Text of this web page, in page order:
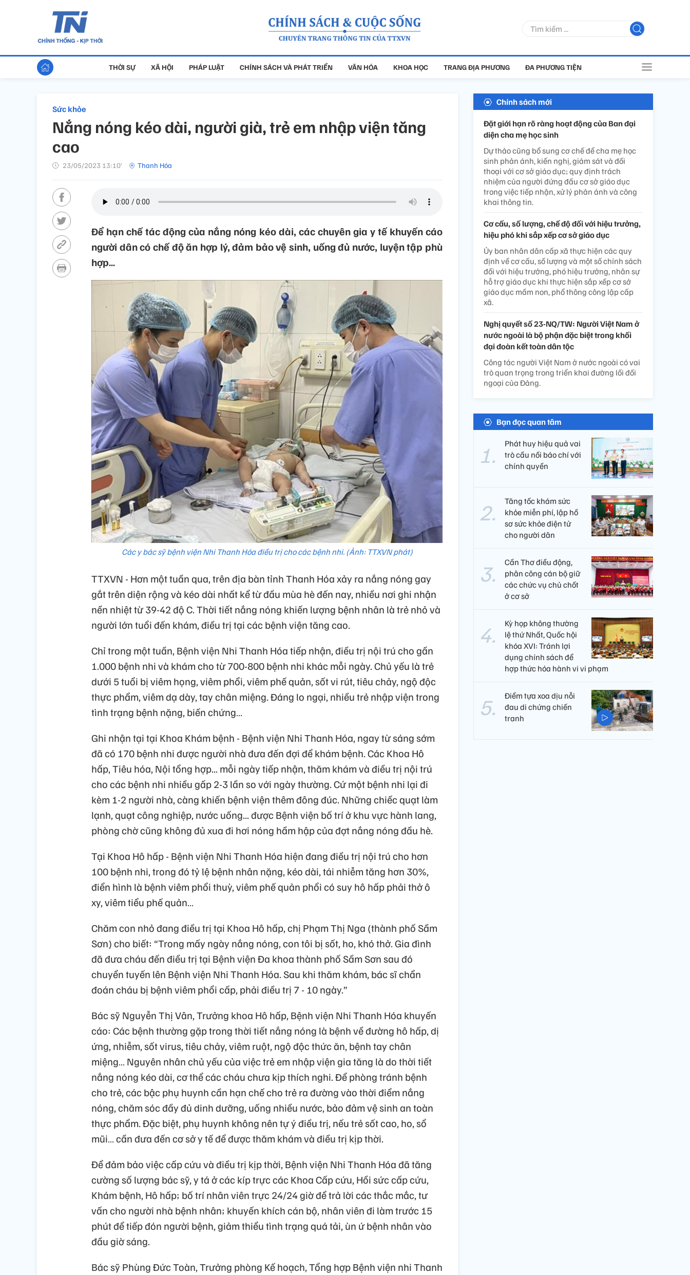
THỜI SỰ XÃ HỘI PHÁP LUẬT CHÍNH SÁCH VÀ PHÁT TRIỂN VĂN HÓA KHOA HỌC TRANG ĐỊA PHƯƠNG ĐA PHƯƠNG TIỆN
Sức khỏe
Nắng nóng kéo dài, người già, trẻ em nhập viện tăng
cao
23/05/2023 13:10’ Thanh Hóa
Để hạn chế tác động của nắng nóng kéo dài, các chuyên gia y tế khuyến cáo
người dân có chế độ ăn hợp lý, đảm bảo vệ sinh, uống đủ nước, luyện tập phù
hợp…
Các y bác sỹ bệnh viện Nhi Thanh Hóa điều trị cho các bệnh nhi. (Ảnh: TTXVN phát)
TTXVN - Hơn một tuần qua, trên địa bàn tỉnh Thanh Hóa xảy ra nắng nóng gay
gắt trên diện rộng và kéo dài nhất kể từ đầu mùa hè đến nay, nhiều nơi ghi nhận
nền nhiệt từ 39-42 độ C. Thời tiết nắng nóng khiến lượng bệnh nhân là trẻ nhỏ và
người lớn tuổi đến khám, điều trị tại các bệnh viện tăng cao.
Chỉ trong một tuần, Bệnh viện Nhi Thanh Hóa tiếp nhận, điều trị nội trú cho gần
1.000 bệnh nhi và khám cho từ 700-800 bệnh nhi khác mỗi ngày. Chủ yếu là trẻ
dưới 5 tuổi bị viêm họng, viêm phổi, viêm phế quản, sốt vi rút, tiêu chảy, ngộ độc
thực phẩm, viêm dạ dày, tay chân miệng. Đáng lo ngại, nhiều trẻ nhập viện trong
tình trạng bệnh nặng, biến chứng…
Ghi nhận tại tại Khoa Khám bệnh - Bệnh viện Nhi Thanh Hóa, ngay từ sáng sớm
đã có 170 bệnh nhi được người nhà đưa đến đợi để khám bệnh. Các Khoa Hô
hấp, Tiêu hóa, Nội tổng hợp... mỗi ngày tiếp nhận, thăm khám và điều trị nội trú
cho các bệnh nhi nhiều gấp 2-3 lần so với ngày thường. Cứ một bệnh nhi lại đi
kèm 1-2 người nhà, càng khiến bệnh viện thêm đông đúc. Những chiếc quạt làm
lạnh, quạt công nghiệp, nước uống... được Bệnh viện bố trí ở khu vực hành lang,
phòng chờ cũng không đủ xua đi hơi nóng hầm hập của đợt nắng nóng đầu hè.
Tại Khoa Hô hấp - Bệnh viện Nhi Thanh Hóa hiện đang điều trị nội trú cho hơn
100 bệnh nhi, trong đó tỷ lệ bệnh nhân nặng, kéo dài, tái nhiễm tăng hơn 30%,
điển hình là bệnh viêm phổi thuỳ, viêm phế quản phổi có suy hô hấp phải thở ô
xy, viêm tiểu phế quản…
Chăm con nhỏ đang điều trị tại Khoa Hô hấp, chị Phạm Thị Nga (thành phố Sầm
Sơn) cho biết: “Trong mấy ngày nắng nóng, con tôi bị sốt, ho, khó thở. Gia đình
đã đưa cháu đến điều trị tại Bệnh viện Đa khoa thành phố Sầm Sơn sau đó
chuyển tuyến lên Bệnh viện Nhi Thanh Hóa. Sau khi thăm khám, bác sĩ chẩn
đoán cháu bị bệnh viêm phổi cấp, phải điều trị 7 - 10 ngày.”
Bác sỹ Nguyễn Thị Vân, Trưởng khoa Hô hấp, Bệnh viện Nhi Thanh Hóa khuyến
cáo: Các bệnh thường gặp trong thời tiết nắng nóng là bệnh về đường hô hấp, dị
ứng, nhiễm, sốt virus, tiêu chảy, viêm ruột, ngộ độc thức ăn, bệnh tay chân
miệng… Nguyên nhân chủ yếu của việc trẻ em nhập viện gia tăng là do thời tiết
nắng nóng kéo dài, cơ thể các cháu chưa kịp thích nghi. Để phòng tránh bệnh
cho trẻ, các bậc phụ huynh cần hạn chế cho trẻ ra đường vào thời điểm nắng
nóng, chăm sóc đầy đủ dinh dưỡng, uống nhiều nước, bảo đảm vệ sinh an toàn
thực phẩm. Đặc biệt, phụ huynh không nên tự ý điều trị, nếu trẻ sốt cao, ho, sổ
mũi… cần đưa đến cơ sở y tế để được thăm khám và điều trị kịp thời.
Để đảm bảo việc cấp cứu và điều trị kịp thời, Bệnh viện Nhi Thanh Hóa đã tăng
cường số lượng bác sỹ, y tá ở các kíp trực các Khoa Cấp cứu, Hồi sức cấp cứu,
Khám bệnh, Hô hấp; bố trí nhân viên trực 24/24 giờ để trả lời các thắc mắc, tư
vấn cho người nhà bệnh nhân; khuyến khích cán bộ, nhân viên đi làm trước 15
phút để tiếp đón người bệnh, giảm thiểu tình trạng quá tải, ùn ứ bệnh nhân vào
đầu giờ sáng.
Bác sỹ Phùng Đức Toàn, Trưởng phòng Kế hoạch, Tổng hợp Bệnh viện nhi Thanh
Chính sách mới
Đặt giới hạn rõ ràng hoạt động của Ban đại
diện cha mẹ học sinh
Dự thảo cũng bổ sung cơ chế để cha mẹ học
sinh phản ánh, kiến nghị, giám sát và đối
thoại với cơ sở giáo dục; quy định trách
nhiệm của người đứng đầu cơ sở giáo dục
trong việc tiếp nhận, xử lý phản ánh và công
khai thông tin.
Cơ cấu, số lượng, chế độ đối với hiệu trưởng,
hiệu phó khi sắp xếp cơ sở giáo dục
Ủy ban nhân dân cấp xã thực hiện các quy
định về cơ cấu, số lượng và một số chính sách
đối với hiệu trưởng, phó hiệu trưởng, nhân sự
hỗ trợ giáo dục khi thực hiện sắp xếp cơ sở
giáo dục mầm non, phổ thông công lập cấp
xã.
Nghị quyết số 23-NQ/TW: Người Việt Nam ở
nước ngoài là bộ phận đặc biệt trong khối
đại đoàn kết toàn dân tộc
Công tác người Việt Nam ở nước ngoài có vai
trò quan trọng trong triển khai đường lối đối
ngoại của Đảng.
Bạn đọc quan tâm
Phát huy hiệu quả vai
trò cầu nối báo chí với
chính quyền
Tăng tốc khám sức
khỏe miễn phí, lập hồ
sơ sức khỏe điện tử
cho người dân
Cần Thơ điều động,
phân công cán bộ giữ
các chức vụ chủ chốt
ở cơ sở
Kỳ họp không thường
lệ thứ Nhất, Quốc hội
khóa XVI: Tránh lợi
dụng chính sách để
hợp thức hóa hành vi vi phạm
Điểm tựa xoa dịu nỗi
đau di chứng chiến
tranh